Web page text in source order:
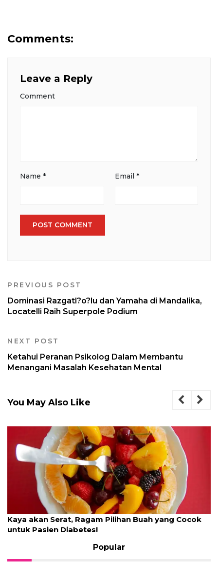
Comments:
Leave a Reply
Comment
Name * Email *
PREVIOUS POST
Dominasi Razgatl?o?lu dan Yamaha di Mandalika,
Locatelli Raih Superpole Podium
NEXT POST
Ketahui Peranan Psikolog Dalam Membantu
Menangani Masalah Kesehatan Mental
You May Also Like
Kaya akan Serat, Ragam Pilihan Buah yang Cocok
untuk Pasien Diabetes!
Popular